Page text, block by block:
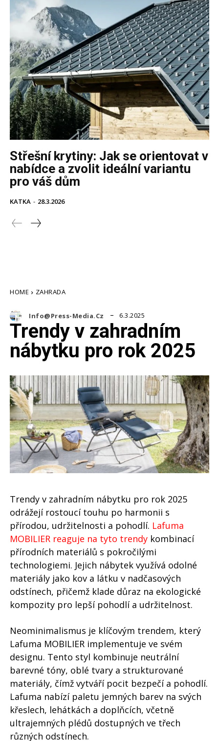
Střešní krytiny: Jak se orientovat v
nabídce a zvolit ideální variantu
pro váš dům
KATKA - 28.3.2026